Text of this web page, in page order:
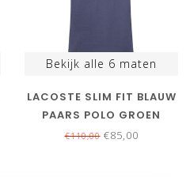
Bekijk alle 6 maten
LACOSTE SLIM FIT BLAUW
PAARS POLO GROEN
KROKODIL
€110,00€85,00